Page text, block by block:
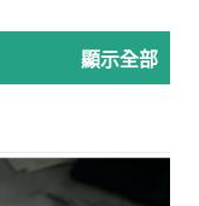
顯示全部